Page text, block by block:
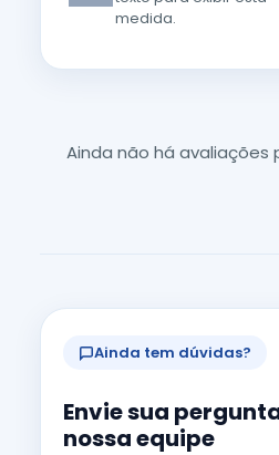
medida.
Ainda não há
Ainda tem dúvidas?
Envie sua
nossa equipe